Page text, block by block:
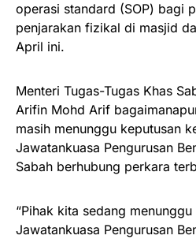
operasi standard (SOP) bagi
penjarakan fizikal di masjid
April ini.
Menteri Tugas-Tugas Khas
Arifin Mohd Arif
masih menunggu keputusan
Jawatankuasa Pengurusan
Sabah berhubung perkara
“Pihak kita sedang
Jawatankuasa Pengurusan